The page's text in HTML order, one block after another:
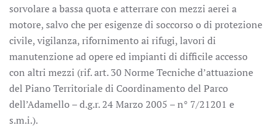
sorvolare a bassa quota e atterrare con mezzi aerei a
motore, salvo che per esigenze di soccorso o di protezione
civile, vigilanza, rifornimento ai rifugi, lavori di
manutenzione ad opere ed impianti di difficile accesso
con altri mezzi (rif. art. 30 Norme Tecniche d’attuazione
del Piano Territoriale di Coordinamento del Parco
dell’Adamello – d.g.r. 24 Marzo 2005 – n° 7/21201 e
s.m.i.).